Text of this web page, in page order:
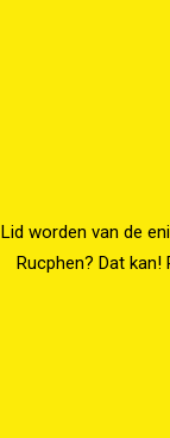
Lid worden van de
Rucphen? Dat